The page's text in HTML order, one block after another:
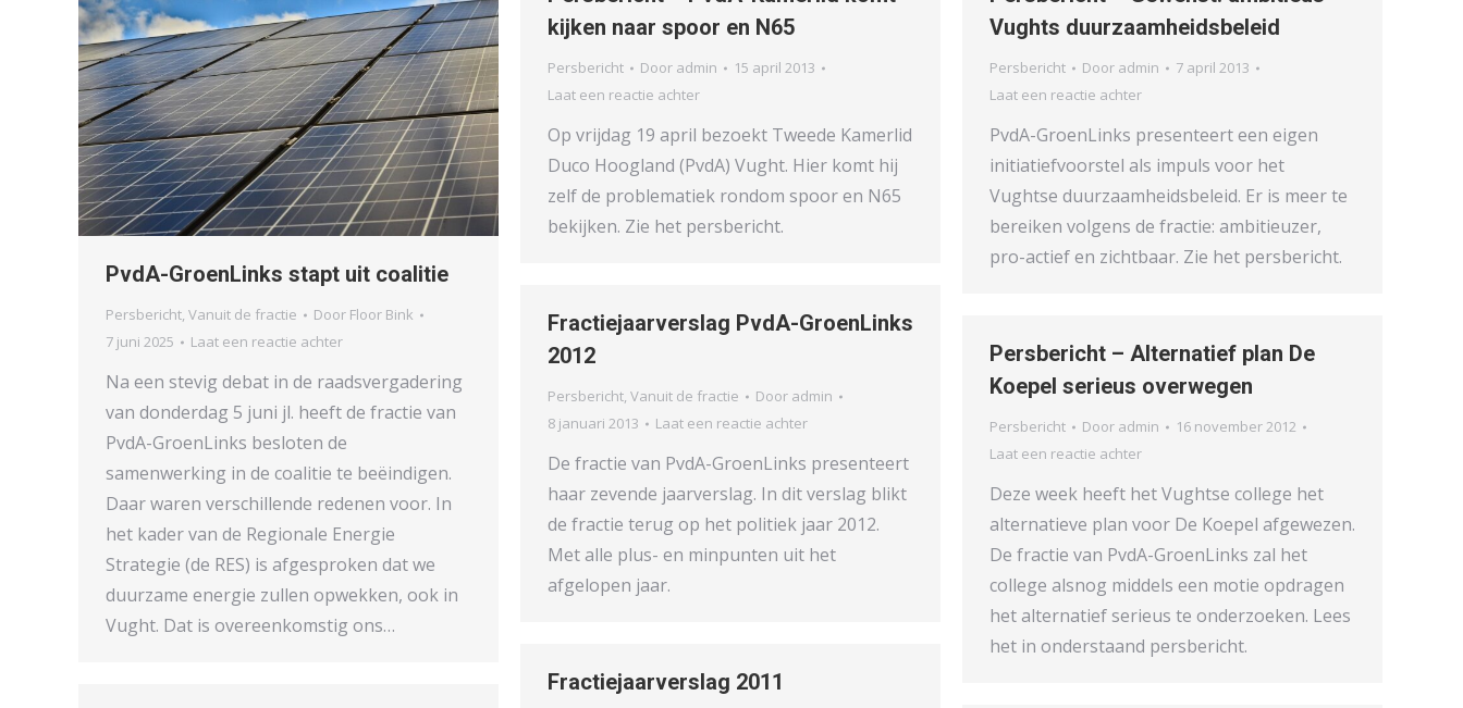
PvdA-GroenLinks stapt uit coalitie
Persbericht, Vanuit de fractie Door Floor Bink
7 juni 2025
Laat een reactie achter
Na een stevig debat in de raadsvergadering
van donderdag 5 juni jl. heeft de fractie van
PvdA-GroenLinks besloten de
samenwerking in de coalitie te beëindigen.
Daar waren verschillende redenen voor. In
het kader van de Regionale Energie
Strategie (de RES) is afgesproken dat we
duurzame energie zullen opwekken, ook in
Vught. Dat is overeenkomstig ons…
kijken naar spoor en N65
Persbericht Door admin
15 april 2013
Laat een reactie achter
Op vrijdag 19 april bezoekt Tweede Kamerlid
Duco Hoogland (PvdA) Vught. Hier komt hij
zelf de problematiek rondom spoor en N65
bekijken. Zie het persbericht.
Vughts duurzaamheidsbeleid
Persbericht Door admin
7 april 2013
Laat een reactie achter
PvdA-GroenLinks presenteert een eigen
initiatiefvoorstel als impuls voor het
Vughtse duurzaamheidsbeleid. Er is meer te
bereiken volgens de fractie: ambitieuzer,
pro-actief en zichtbaar. Zie het persbericht.
Fractiejaarverslag PvdA-GroenLinks
2012
Persbericht, Vanuit de fractie Door admin
8 januari 2013
Laat een reactie achter
De fractie van PvdA-GroenLinks presenteert
haar zevende jaarverslag. In dit verslag blikt
de fractie terug op het politiek jaar 2012.
Met alle plus- en minpunten uit het
afgelopen jaar.
Persbericht – Alternatief plan De
Koepel serieus overwegen
Persbericht Door admin
16 november 2012
Laat een reactie achter
Deze week heeft het Vughtse college het
alternatieve plan voor De Koepel afgewezen.
De fractie van PvdA-GroenLinks zal het
college alsnog middels een motie opdragen
het alternatief serieus te onderzoeken. Lees
het in onderstaand persbericht.
Fractiejaarverslag 2011